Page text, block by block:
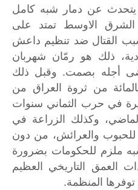
عن دمار شبه كامل
الاوسط تمتد على
القتال ضد تنظيم داعش
ذلك هو رمّان شهربان
أجله بصمت. وقبل ذلك
من ثروة العراق من
في حرب الثماني سنوات
وكذلك الزراعة في
والعرائش، من دون
ملزم للحكومات بضرورة
العمق التاريخي العظيم
المنظمة.